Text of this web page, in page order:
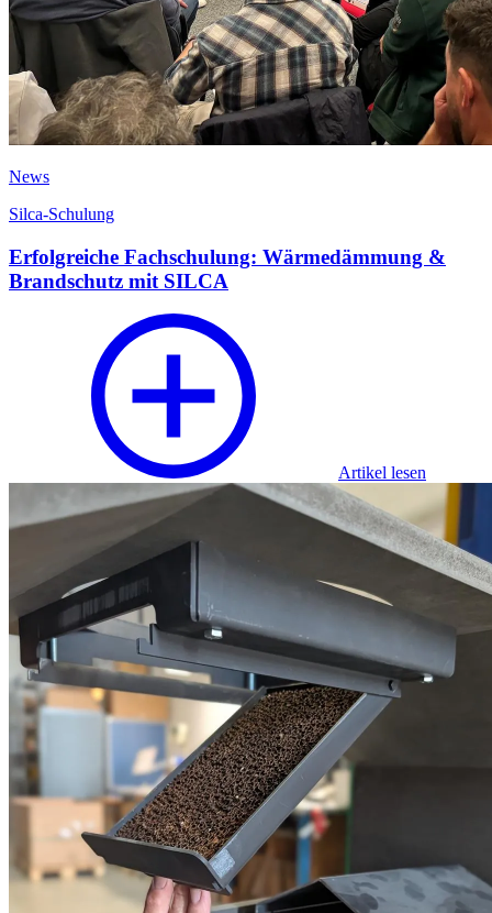
News
Silca-Schulung
Erfolgreiche Fachschulung: Wärmedämmung &
Brandschutz mit SILCA
Artikel lesen